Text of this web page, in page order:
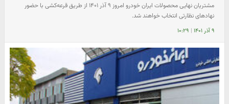
مشتریان نهایی محصولات ایران خودرو امروز ۹ آذر ۱۴۰۱ از طریق قرعه‌کشی با حضور
نهادهای نظارتی انتخاب خواهند شد.
۹ آذر ۱۴۰۱ | ۱۰:۲۹